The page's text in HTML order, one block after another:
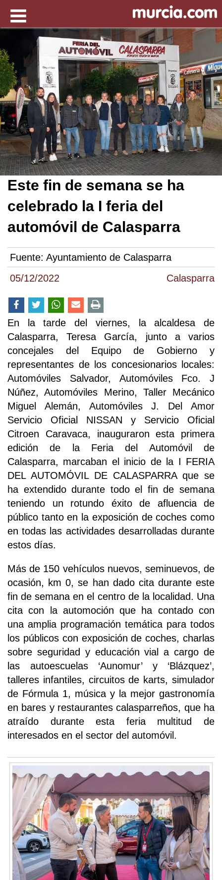
05/12/2022 Calasparra
Este fin de semana se ha
celebrado la I feria del
automóvil de Calasparra
Fuente: Ayuntamiento de Calasparra
En la tarde del viernes, la alcaldesa de
Calasparra, Teresa García, junto a varios
concejales del Equipo de Gobierno y
representantes de los concesionarios locales:
Automóviles Salvador, Automóviles Fco. J
Núñez, Automóviles Merino, Taller Mecánico
Miguel Alemán, Automóviles J. Del Amor
Servicio Oficial NISSAN y Servicio Oficial
Citroen Caravaca, inauguraron esta primera
edición de la Feria del Automóvil de
Calasparra, marcaban el inicio de la I FERIA
DEL AUTOMÓVIL DE CALASPARRA que se
ha extendido durante todo el fin de semana
teniendo un rotundo éxito de afluencia de
público tanto en la exposición de coches como
en todas las actividades desarrolladas durante
estos días.
Más de 150 vehículos nuevos, seminuevos, de
ocasión, km 0, se han dado cita durante este
fin de semana en el centro de la localidad. Una
cita con la automoción que ha contado con
una amplia programación temática para todos
los públicos con exposición de coches, charlas
sobre seguridad y educación vial a cargo de
las autoescuelas ‘Aunomur’ y ‘Blázquez’,
talleres infantiles, circuitos de karts, simulador
de Fórmula 1, música y la mejor gastronomía
en bares y restaurantes calasparreños, que ha
atraído durante esta feria multitud de
interesados en el sector del automóvil.